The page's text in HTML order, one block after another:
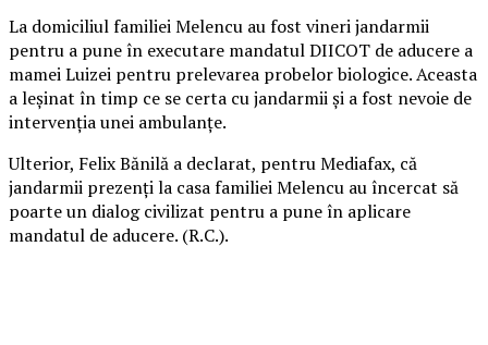
La domiciliul familiei Melencu au fost vineri jandarmii
pentru a pune în executare mandatul DIICOT de aducere a
mamei Luizei pentru prelevarea probelor biologice. Aceasta
a leșinat în timp ce se certa cu jandarmii și a fost nevoie de
intervenția unei ambulanțe.
Ulterior, Felix Bănilă a declarat, pentru Mediafax, că
jandarmii prezenți la casa familiei Melencu au încercat să
poarte un dialog civilizat pentru a pune în aplicare
mandatul de aducere. (R.C.).